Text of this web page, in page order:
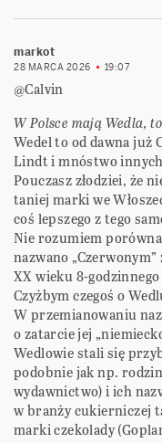
markot
28 MARCA 2026 19:07
@Calvin
W Polsce mają Wedla,
Wedel to od dawna już
Lindt i mnóstwo
Pouczasz złodziei, że
taniej marki we
coś lepszego z tego
Nie rozumiem
nazwano
XX wieku 8-
Czyżbym czegoś o
W przemianowaniu
o zatarcie jej
Wedlowie stali się
podobnie jak np.
wydawnictwo) i ich
w branży cukierniczej
marki czekolady